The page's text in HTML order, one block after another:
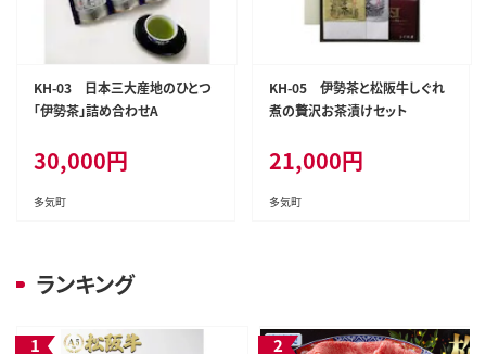
KH-03 日本三大産地のひとつ
「伊勢茶」詰め合わせA
30,000円
多気町
KH-05 伊勢茶と松阪牛しぐれ
煮の贅沢お茶漬けセット
21,000円
多気町
ランキング